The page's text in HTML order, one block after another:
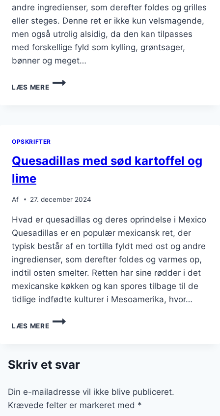
andre ingredienser, som derefter foldes og grilles
eller steges. Denne ret er ikke kun velsmagende,
men også utrolig alsidig, da den kan tilpasses
med forskellige fyld som kylling, grøntsager,
bønner og meget…
LÆS MERE
QUESADILLAS
MED
OPSKRIFTER
Quesadillas med sød kartoffel og
lime
Af 27. december 2024
Hvad er quesadillas og deres oprindelse i Mexico
Quesadillas er en populær mexicansk ret, der
typisk består af en tortilla fyldt med ost og andre
ingredienser, som derefter foldes og varmes op,
indtil osten smelter. Retten har sine rødder i det
mexicanske køkken og kan spores tilbage til de
tidlige indfødte kulturer i Mesoamerika, hvor…
LÆS MERE
QUESADILLAS
MED
OG
LIME
Skriv et svar
Din e-mailadresse vil ikke blive publiceret.
Krævede felter er markeret med *